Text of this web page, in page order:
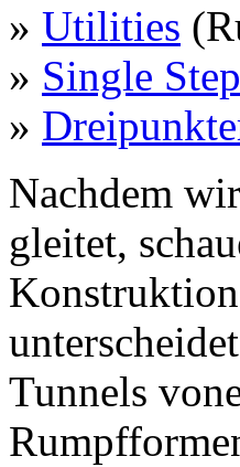
» Utilities
» Single
»
Nachdem
gleitet,
Tunnels